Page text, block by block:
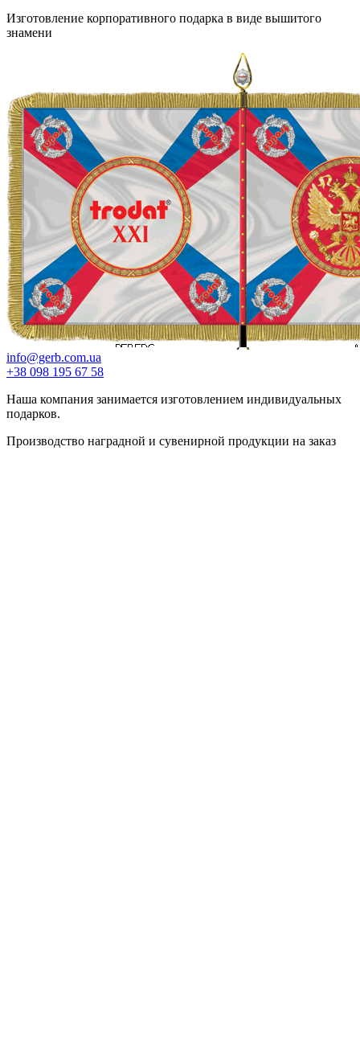
Изготовление корпоративного подарка в виде вышитого
знамени
info@gerb.com.ua
+38 098 195 67 58
Наша компания занимается изготовлением индивидуальных
подарков.
Производство наградной и сувенирной продукции на заказ